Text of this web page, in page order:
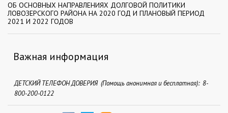
ОБ ОСНОВНЫХ НАПРАВЛЕНИЯХ ДОЛГОВОЙ ПОЛИТИКИ
ЛОВОЗЕРСКОГО РАЙОНА НА 2020 ГОД И ПЛАНОВЫЙ ПЕРИОД
2021 И 2022 ГОДОВ
Важная информация
ДЕТСКИЙ ТЕЛЕФОН ДОВЕРИЯ (Помощь анонимная и бесплатная): 8-
800-200-0122